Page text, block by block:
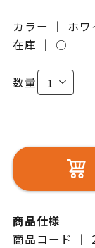
カラー ｜ ホ
在庫 ｜ ○
数量
商品仕様
商品コード ｜